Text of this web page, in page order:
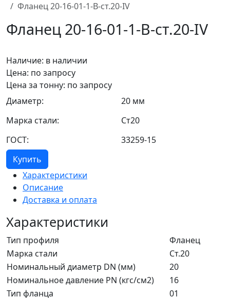
Фланец 20-16-01-1-B-ст.20-IV
Фланец 20-16-01-1-B-ст.20-IV
Наличие: в наличии
Цена: по запросу
Цена за тонну: по запросу
Диаметр:
20 мм
Марка стали:
Ст20
ГОСТ:
33259-15
Купить
Характеристики
Описание
Доставка и оплата
Характеристики
Тип профиля
Фланец
Марка стали
Ст.20
Номинальный диаметр DN (мм)
20
Номинальное давление PN (кгс/см2)
16
Тип фланца
01